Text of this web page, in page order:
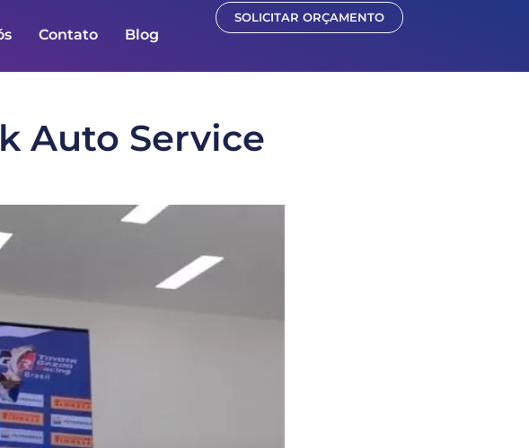
Contato Blog
SOLICITAR ORÇAMENTO
Auto Service